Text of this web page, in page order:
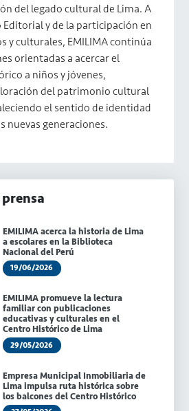
del legado cultural de Lima. A
Editorial y de la participación en
y culturales, EMILIMA continúa
orientadas a acercar el
a niños y jóvenes,
del patrimonio cultural
el sentido de identidad
nuevas generaciones.
EMILIMA acerca la historia de Lima
a escolares en la Biblioteca
Nacional del Perú
19/06/2026
EMILIMA promueve la lectura
familiar con publicaciones
educativas y culturales en el
Centro Histórico de Lima
29/05/2026
Empresa Municipal Inmobiliaria de
Lima impulsa ruta histórica sobre
los balcones del Centro Histórico